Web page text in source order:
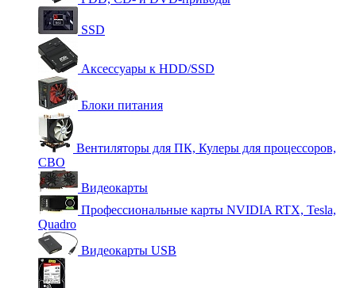
SSD
Аксессуары к HDD/SSD
Блоки питания
Вентиляторы для ПК, Кулеры для процессоров,
СВО
Видеокарты
Профессиональные карты NVIDIA RTX, Tesla,
Quadro
Видеокарты USB